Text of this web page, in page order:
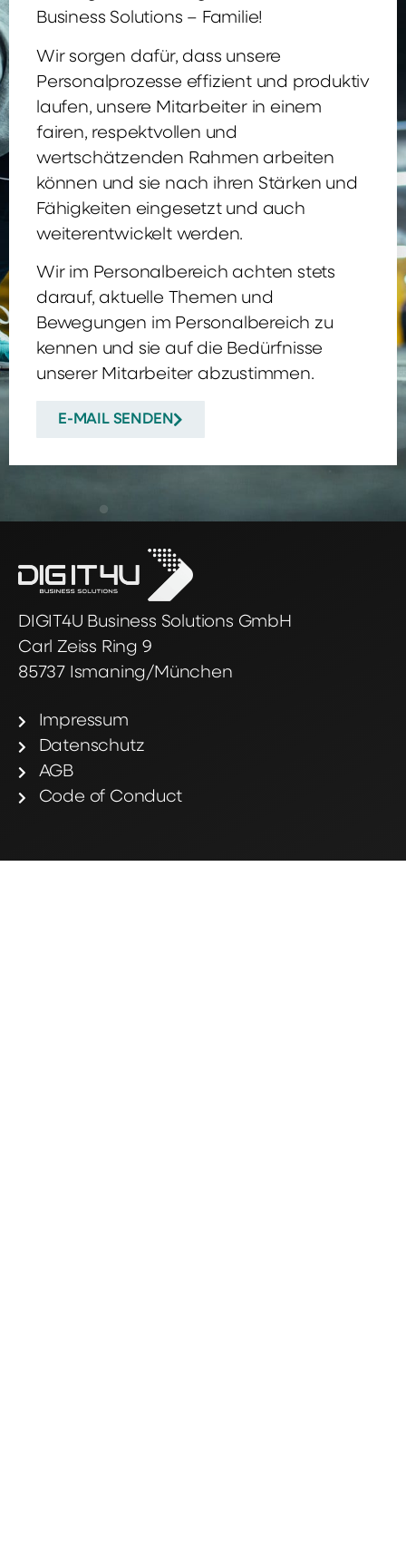
Business Solutions – Familie!
Wir sorgen dafür, dass unsere
Personalprozesse effizient und produktiv
laufen, unsere Mitarbeiter in einem
fairen, respektvollen und
wertschätzenden Rahmen arbeiten
können und sie nach ihren Stärken und
Fähigkeiten eingesetzt und auch
weiterentwickelt werden.
Wir im Personalbereich achten stets
darauf, aktuelle Themen und
Bewegungen im Personalbereich zu
kennen und sie auf die Bedürfnisse
unserer Mitarbeiter abzustimmen.
E-MAIL SENDEN
DIGIT4U Business Solutions GmbH
Carl Zeiss Ring 9
85737 Ismaning/München
Impressum
Datenschutz
AGB
Code of Conduct